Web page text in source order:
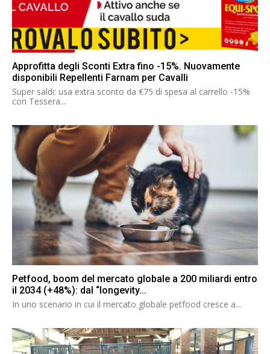
Approfitta degli Sconti Extra fino -15%. Nuovamente
disponibili Repellenti Farnam per Cavalli
Super saldi: usa extra sconto da €75 di spesa al carrello -15%
con Tessera...
Petfood, boom del mercato globale a 200 miliardi entro
il 2034 (+48%): dal “longevity...
In uno scenario in cui il mercato globale petfood cresce a...